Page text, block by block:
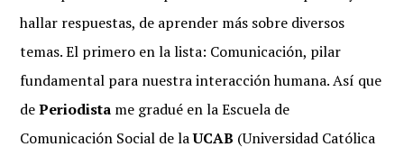
hallar respuestas, de aprender más sobre diversos
temas. El primero en la lista: Comunicación, pilar
fundamental para nuestra interacción humana. Así que
dePeriodista me gradué en la Escuela de
Comunicación Social de laUCAB (Universidad Católica